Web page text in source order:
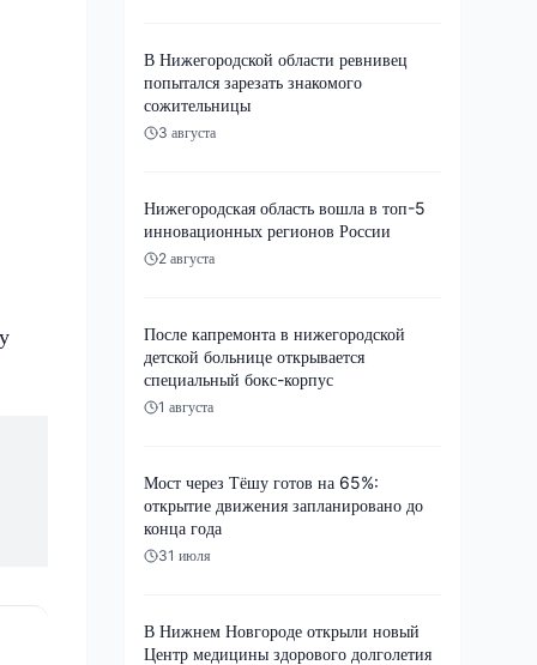
В Нижегородской области ревнивец
попытался зарезать знакомого
сожительницы
3 августа
Нижегородская область вошла в топ-5
инновационных регионов России
2 августа
После капремонта в нижегородской
детской больнице открывается
специальный бокс-корпус
1 августа
Мост через Тёшу готов на 65%:
открытие движения запланировано до
конца года
31 июля
В Нижнем Новгороде открыли новый
Центр медицины здорового долголетия